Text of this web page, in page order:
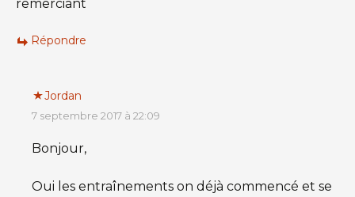
remerciant
Répondre
Jordan
7 septembre 2017 à 22:09
Bonjour,
Oui les entraînements on déjà commencé et se